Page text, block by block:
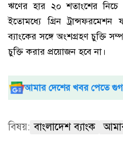
ঋণের হার ২০ শতাংশের নিচে
ইতোমধ্যে গ্রিন
ব্যাংকের সঙ্গে অংশগ্রহণ চুক্তি
চুক্তি করার প্রয়োজন হবে না।
আমার দেশের খবর পেতে
বিষয়: বাংলাদেশ ব্যাংক